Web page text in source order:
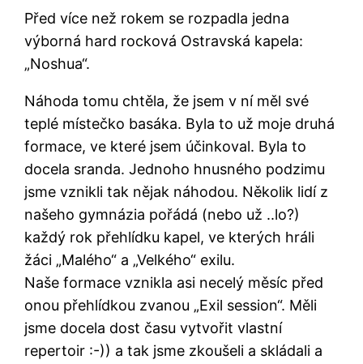
Před více než rokem se rozpadla jedna
výborná hard rocková Ostravská kapela:
„Noshua“.
Náhoda tomu chtěla, že jsem v ní měl své
teplé místečko basáka. Byla to už moje druhá
formace, ve které jsem účinkoval. Byla to
docela sranda. Jednoho hnusného podzimu
jsme vznikli tak nějak náhodou. Několik lidí z
našeho gymnázia pořádá (nebo už ..lo?)
každý rok přehlídku kapel, ve kterých hráli
žáci „Malého“ a „Velkého“ exilu.
Naše formace vznikla asi necelý měsíc před
onou přehlídkou zvanou „Exil session“. Měli
jsme docela dost času vytvořit vlastní
repertoir :-)) a tak jsme zkoušeli a skládali a